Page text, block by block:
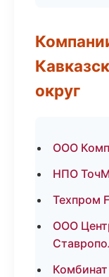
округ
ООО
НПО
Техпром
ООО